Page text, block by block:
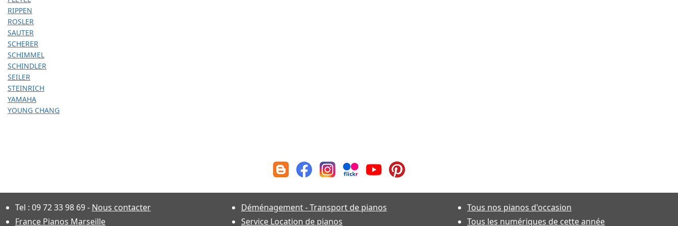
RIPPEN
ROSLER
SAUTER
SCHERER
SCHIMMEL
SCHINDLER
SEILER
STEINRICH
YAMAHA
YOUNG CHANG
Tel : 09 72 33 98 69- Nous contacter
France Pianos Marseille
Déménagement - Transport de pianos
Service Location de pianos
Tous nos pianos d'occasion
Tous les numériques de cette année